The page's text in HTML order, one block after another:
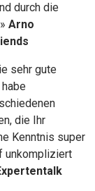
durch die
Arno
sehr gute
die Ihr
Kenntnis super
unkompliziert